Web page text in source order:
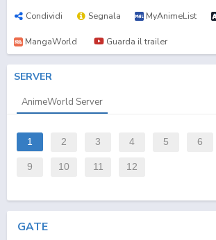
Condividi Segnala MyAnimeList
MangaWorld Guarda il trailer
SERVER
AnimeWorld Server
1 2 3 4 5 6
9 10 11 12
GATE